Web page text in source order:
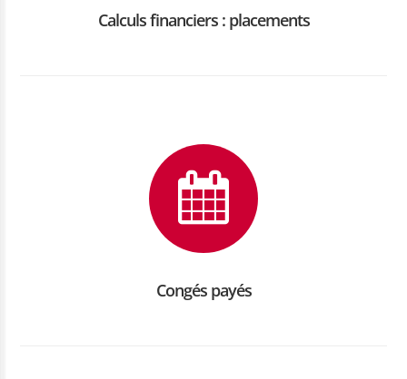
Calculs financiers : placements
Congés payés